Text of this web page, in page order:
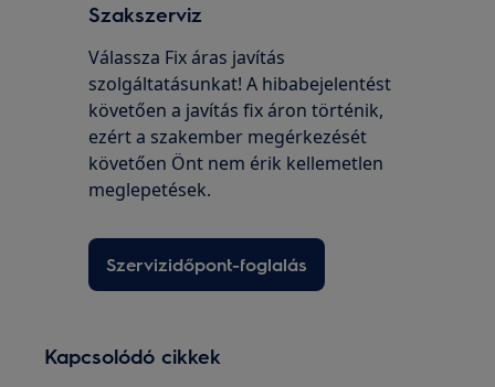
Szakszerviz
Válassza Fix áras javítás
szolgáltatásunkat! A hibabejelentést
követően a javítás fix áron történik,
ezért a szakember megérkezését
követően Önt nem érik kellemetlen
meglepetések.
Szervizidőpont-foglalás
Kapcsolódó cikkek